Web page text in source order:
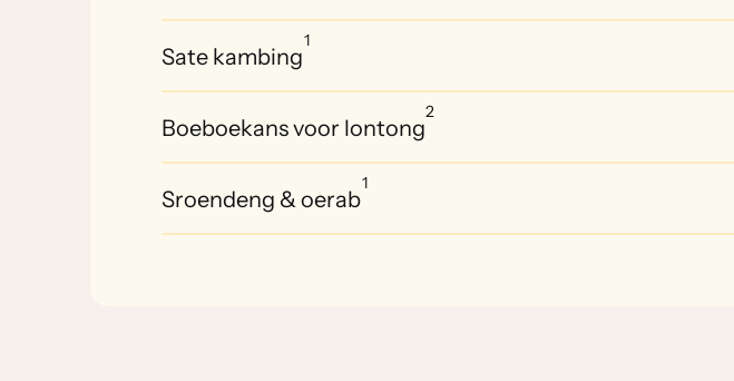
Sate kambing
1
Boeboekans voor lontong
2
Sroendeng & oerab
1